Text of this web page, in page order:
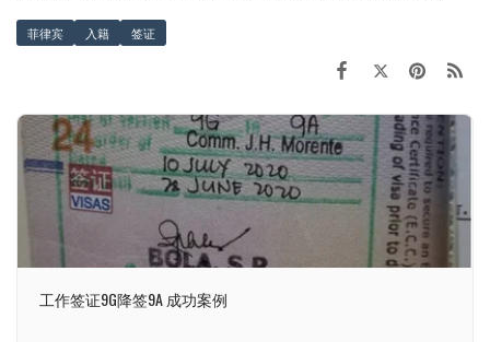
菲律宾 入籍 签证
工作签证9G降签9A 成功案例